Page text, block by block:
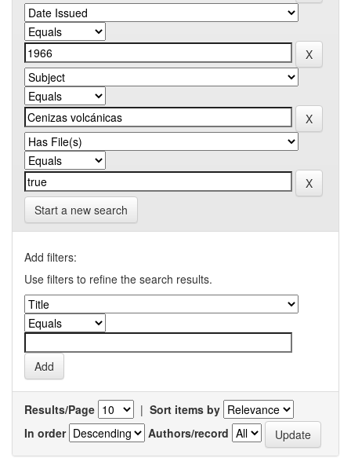
Start a new search
Add filters:
Use filters to refine the search results.
Results/Page | Sort items by
In order
Authors/record